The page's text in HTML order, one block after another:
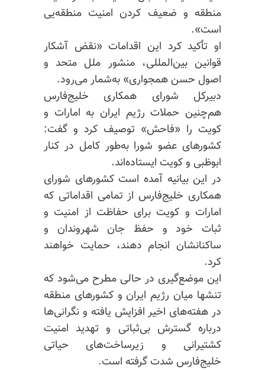
منطقه و ضعیف کردن امنیت منطقه‌یی
است».
او تأکید کرد این اقدامات «نقض آشکار
قوانین بین‌المللی، منشور ملل متحد و
اصول حسن همجواری» به‌شمار می‌رود.
دبیرکل شورای همکاری خلیج‌فارس
هم‌چنین حملات رژیم ایران به امارات و
کویت را «فاحش» توصیف کرد و گفت:
کشورهای عضو شورا به‌طور کامل در کنار
ابوظبی و کویت ایستاده‌اند.
در این بیانیه آمده است کشورهای شورای
همکاری خلیج‌فارس از تمامی اقداماتی که
امارات و کویت برای حفاظت از امنیت و
ثبات خود و حفظ جان شهروندان و
ساکنانشان انجام دهند، حمایت خواهند
کرد.
این موضع‌گیری در حالی مطرح می‌شود که
تنشها میان رژیم ایران و کشورهای منطقه
در هفته‌های اخیر افزایش یافته و نگرانی‌ها
درباره گسترش بی‌ثباتی و تهدید امنیت
کشتیرانی و زیرساخت‌های حیاتی
خلیج‌فارس شدت گرفته است.